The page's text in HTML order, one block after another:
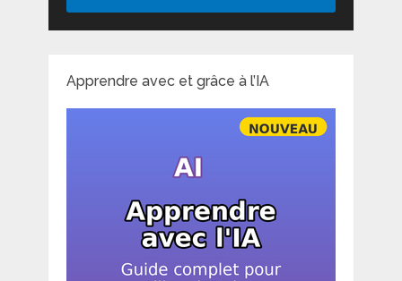
Apprendre avec et grâce à l’IA